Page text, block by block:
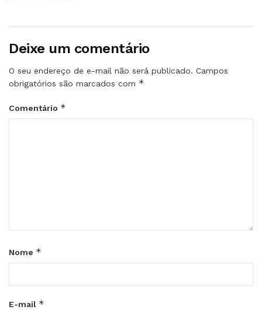
Deixe um comentário
O seu endereço de e-mail não será publicado. Campos
obrigatórios são marcados com *
Comentário *
Nome *
E-mail *